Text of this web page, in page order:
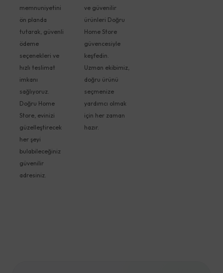
memnuniyetini
ön planda
tutarak, güvenli
ödeme
seçenekleri ve
hızlı teslimat
imkanı
sağlıyoruz.
Doğru Home
Store, evinizi
güzelleştirecek
her şeyi
bulabileceğiniz
güvenilir
adresiniz.
ve güvenilir
ürünleri Doğru
Home Store
güvencesiyle
keşfedin.
Uzman ekibimiz,
doğru ürünü
seçmenize
yardımcı olmak
için her zaman
hazır.